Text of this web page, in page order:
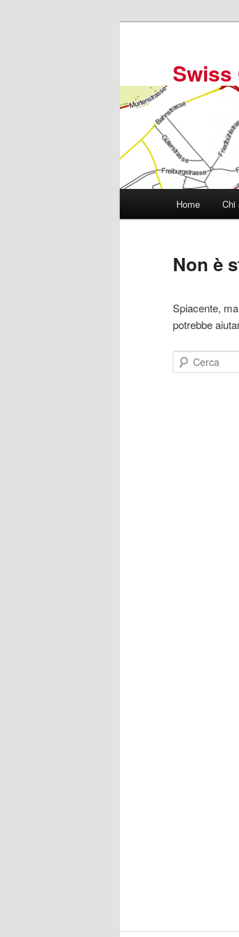
Swiss
Home Chi
Non è
Spiacente,
potrebbe
Cerca